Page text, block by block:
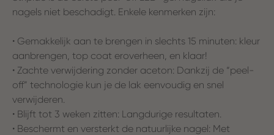
nagels niet beschadigt. Enkele kenmerken zijn:
• Gemakkelijk aan te brengen in slechts 15 minuten: kleur
aanbrengen, top coat eroverheen, en klaar!
• Zachte verwijdering zonder aceton: Dankzij de “peel-
off” technologie kun je de lak eenvoudig en snel
verwijderen.
• Blijft tot 3 weken zitten: Langdurige resultaten.
• Beschermt en versterkt de natuurlijke nagel: Met